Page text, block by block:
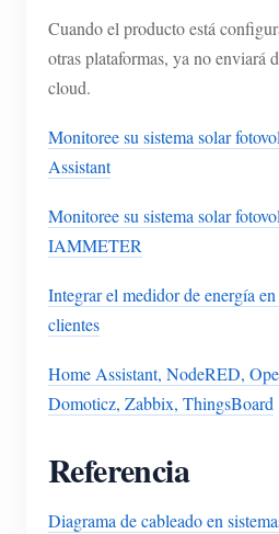
Cuando el producto está
otras plataformas, ya no
cloud.
Monitoree su sistema solar
Assistant
Monitoree su sistema solar
IAMMETER
Integrar el medidor de energía
clientes
Home Assistant, NodeRED,
Domoticz, Zabbix, ThingsBoard
Referencia
Diagrama de cableado en